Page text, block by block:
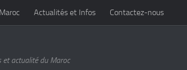
Actualités et Infos Contactez-nous
et actualité du Maroc